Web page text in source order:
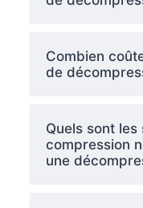
Combien
de
Quels sont
compression
une